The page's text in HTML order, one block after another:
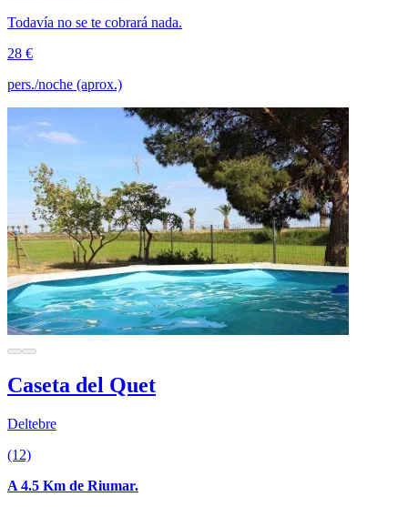
Todavía no se te cobrará nada.
28 €
pers./noche (aprox.)
Caseta del Quet
Deltebre
(12)
A 4.5 Km de Riumar.